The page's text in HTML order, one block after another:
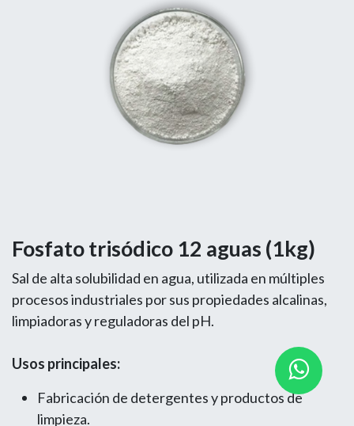
Fosfato trisódico 12 aguas (1kg)
Sal de alta solubilidad en agua, utilizada en múltiples
procesos industriales por sus propiedades alcalinas,
limpiadoras y reguladoras del pH.
Usos principales:
Fabricación de detergentes y productos de
limpieza.